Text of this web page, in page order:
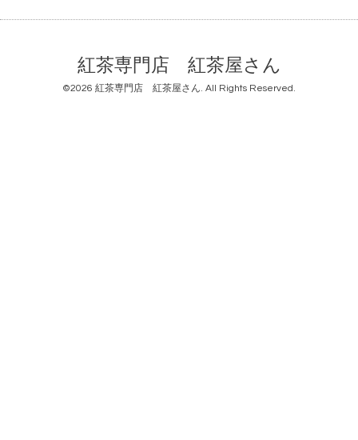
紅茶専門店 紅茶屋さん
©2026 紅茶専門店 紅茶屋さん. All Rights Reserved.